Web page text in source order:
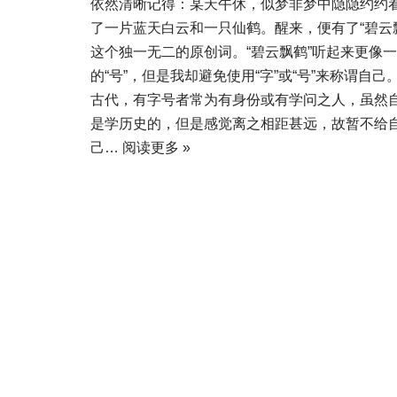
依然清晰记得：某天午休，似梦非梦中隐隐约约
了一片蓝天白云和一只仙鹤。醒来，便有了“碧云
这个独一无二的原创词。“碧云飘鹤”听起来更像
的“号”，但是我却避免使用“字”或“号”来称谓自己
古代，有字号者常为有身份或有学问之人，虽然
是学历史的，但是感觉离之相距甚远，故暂不给
己… 阅读更多 »